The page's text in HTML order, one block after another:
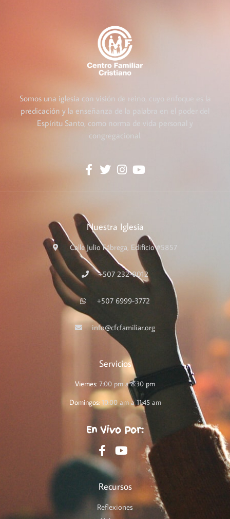
Somos una iglesia con visión de reino, cuyo enfoque es la
predicación y la enseñanza de la palabra en el poder del
Espíritu Santo, como norma de vida personal y
congregacional.
Nuestra Iglesia
Calle Julio Fábrega, Edificio #5857
+507 232-0012
+507 6999-3772
info@cfcfamiliar.org
Servicios
Viernes: 7:00 pm a 8:30 pm
Domingos: 10:00 am a 11:45 am
En Vivo Por:
Recursos
Reflexiones